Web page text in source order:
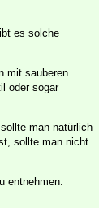
es solche
mit sauberen
oder sogar
man natürlich
sollte man nicht
entnehmen: